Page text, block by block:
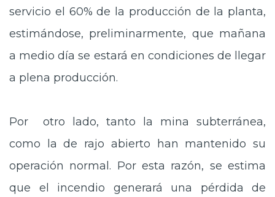
servicio el 60% de la producción de la planta,
estimándose, preliminarmente, que mañana
a medio día se estará en condiciones de llegar
a plena producción.
Por otro lado, tanto la mina subterránea,
como la de rajo abierto han mantenido su
operación normal. Por esta razón, se estima
que el incendio generará una pérdida de